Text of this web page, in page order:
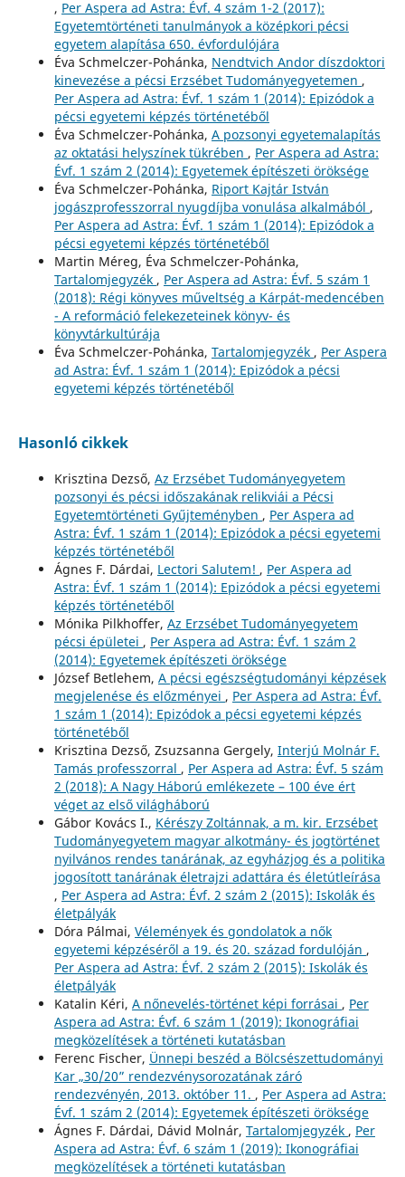
, Per Aspera ad Astra: Évf. 4 szám 1-2 (2017):
Egyetemtörténeti tanulmányok a középkori pécsi
egyetem alapítása 650. évfordulójára
Éva Schmelczer-Pohánka, Nendtvich Andor díszdoktori
kinevezése a pécsi Erzsébet Tudományegyetemen ,
Per Aspera ad Astra: Évf. 1 szám 1 (2014): Epizódok a
pécsi egyetemi képzés történetéből
Éva Schmelczer-Pohánka, A pozsonyi egyetemalapítás
az oktatási helyszínek tükrében , Per Aspera ad Astra:
Évf. 1 szám 2 (2014): Egyetemek építészeti öröksége
Éva Schmelczer-Pohánka, Riport Kajtár István
jogászprofesszorral nyugdíjba vonulása alkalmából ,
Per Aspera ad Astra: Évf. 1 szám 1 (2014): Epizódok a
pécsi egyetemi képzés történetéből
Martin Méreg, Éva Schmelczer-Pohánka,
Tartalomjegyzék , Per Aspera ad Astra: Évf. 5 szám 1
(2018): Régi könyves műveltség a Kárpát-medencében
- A reformáció felekezeteinek könyv- és
könyvtárkultúrája
Éva Schmelczer-Pohánka, Tartalomjegyzék , Per Aspera
ad Astra: Évf. 1 szám 1 (2014): Epizódok a pécsi
egyetemi képzés történetéből
Hasonló cikkek
Krisztina Dezső, Az Erzsébet Tudományegyetem
pozsonyi és pécsi időszakának relikviái a Pécsi
Egyetemtörténeti Gyűjteményben , Per Aspera ad
Astra: Évf. 1 szám 1 (2014): Epizódok a pécsi egyetemi
képzés történetéből
Ágnes F. Dárdai, Lectori Salutem! , Per Aspera ad
Astra: Évf. 1 szám 1 (2014): Epizódok a pécsi egyetemi
képzés történetéből
Mónika Pilkhoffer, Az Erzsébet Tudományegyetem
pécsi épületei , Per Aspera ad Astra: Évf. 1 szám 2
(2014): Egyetemek építészeti öröksége
József Betlehem, A pécsi egészségtudományi képzések
megjelenése és előzményei , Per Aspera ad Astra: Évf.
1 szám 1 (2014): Epizódok a pécsi egyetemi képzés
történetéből
Krisztina Dezső, Zsuzsanna Gergely, Interjú Molnár F.
Tamás professzorral , Per Aspera ad Astra: Évf. 5 szám
2 (2018): A Nagy Háború emlékezete – 100 éve ért
véget az első világháború
Gábor Kovács I., Kérészy Zoltánnak, a m. kir. Erzsébet
Tudományegyetem magyar alkotmány- és jogtörténet
nyilvános rendes tanárának, az egyházjog és a politika
jogosított tanárának életrajzi adattára és életútleírása
, Per Aspera ad Astra: Évf. 2 szám 2 (2015): Iskolák és
életpályák
Dóra Pálmai, Vélemények és gondolatok a nők
egyetemi képzéséről a 19. és 20. század fordulóján ,
Per Aspera ad Astra: Évf. 2 szám 2 (2015): Iskolák és
életpályák
Katalin Kéri, A nőnevelés-történet képi forrásai , Per
Aspera ad Astra: Évf. 6 szám 1 (2019): Ikonográfiai
megközelítések a történeti kutatásban
Ferenc Fischer, Ünnepi beszéd a Bölcsészettudományi
Kar „30/20” rendezvénysorozatának záró
rendezvényén, 2013. október 11. , Per Aspera ad Astra:
Évf. 1 szám 2 (2014): Egyetemek építészeti öröksége
Ágnes F. Dárdai, Dávid Molnár, Tartalomjegyzék , Per
Aspera ad Astra: Évf. 6 szám 1 (2019): Ikonográfiai
megközelítések a történeti kutatásban